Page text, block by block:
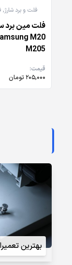
فلت و برد شارژ,
M20
M205
قیمت:
۲۰۵,۰۰۰ تومان
بهترین